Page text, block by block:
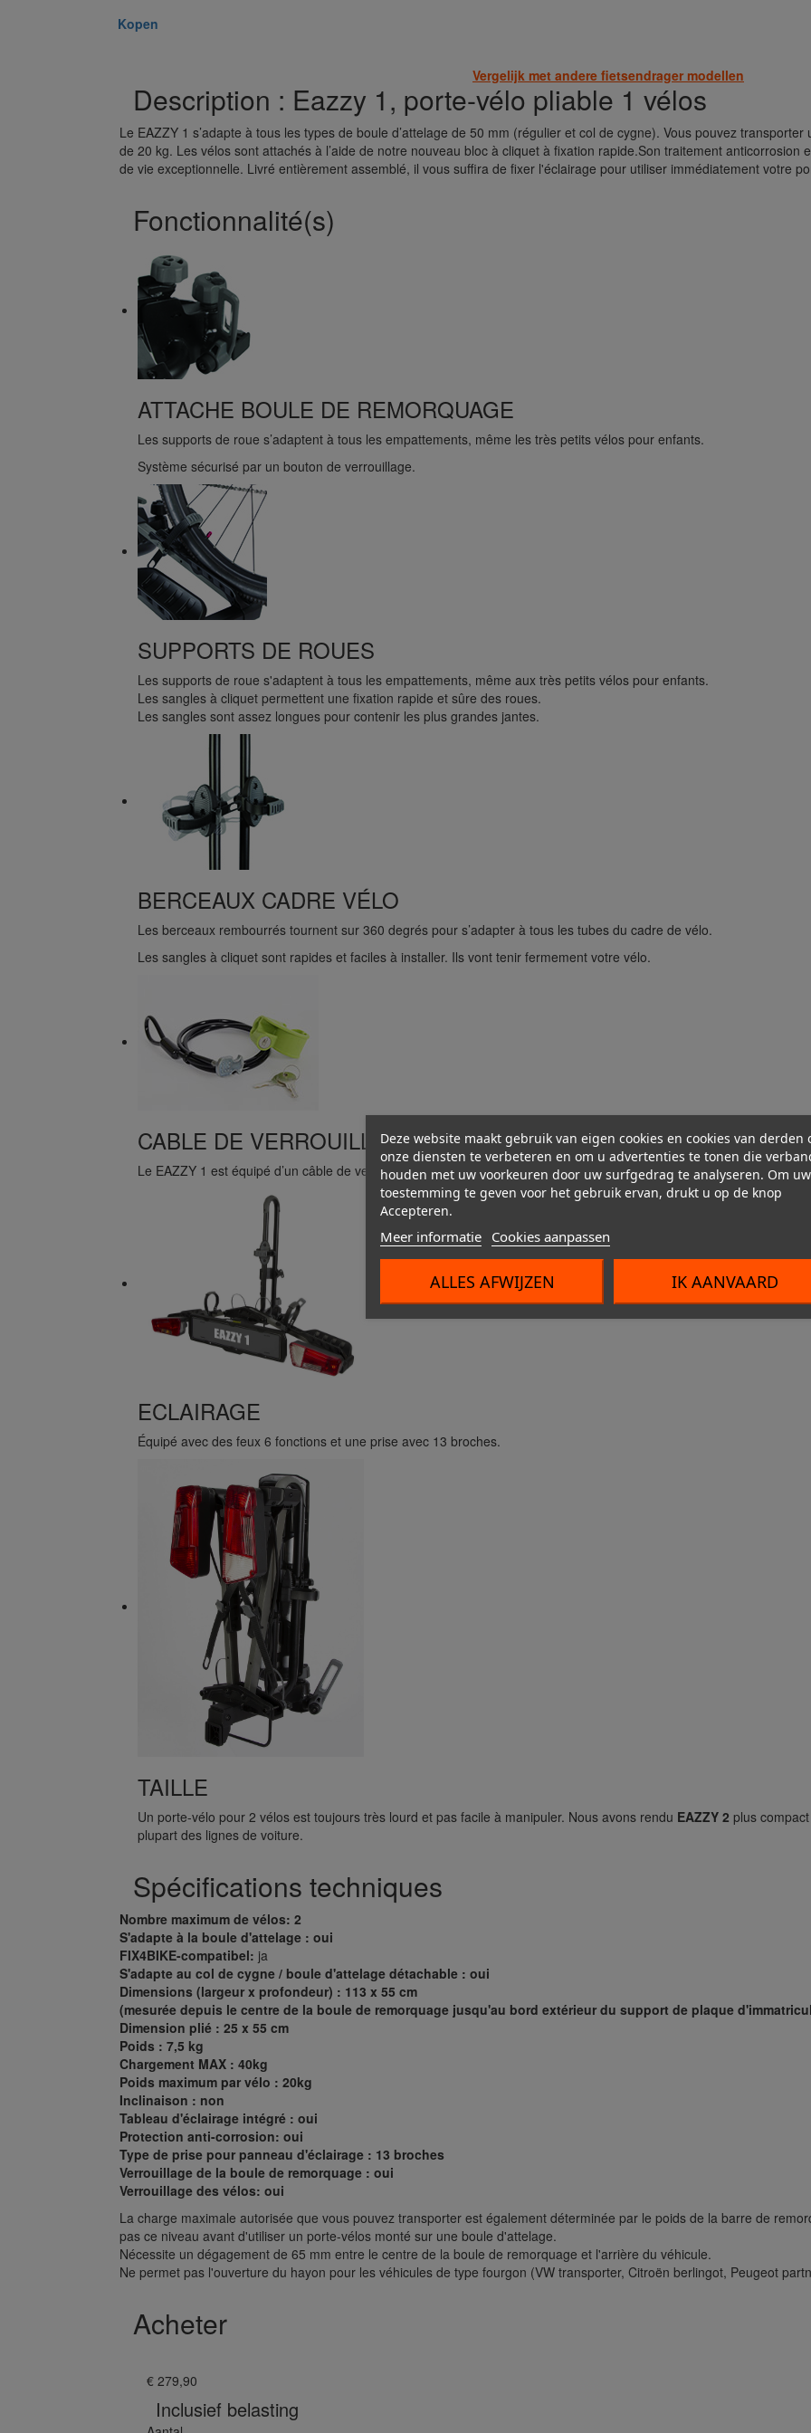
Kopen
Vergelijk met andere fietsendrager modellen
Description : Eazzy 1, porte-vélo pliable 1 vélos
Le EAZZY 1 s’adapte à tous les types de boule d’attelage de 50 mm (régulier et col de cygne). Vous pouvez
de 20 kg. Les vélos sont attachés à l’aide de notre nouveau bloc à cliquet à fixation rapide.Son traitement
de vie exceptionnelle. Livré entièrement assemblé, il vous suffira de fixer l'éclairage pour utiliser immédiatement votre
Fonctionnalité(s)
ATTACHE BOULE DE REMORQUAGE
Les supports de roue s’adaptent à tous les empattements, même les très petits vélos pour enfants.
Système sécurisé par un bouton de verrouillage.
SUPPORTS DE ROUES
Les supports de roue s'adaptent à tous les empattements, même aux très petits vélos pour enfants.
Les sangles à cliquet permettent une fixation rapide et sûre des roues.
Les sangles sont assez longues pour contenir les plus grandes jantes.
BERCEAUX CADRE VÉLO
Les berceaux rembourrés tournent sur 360 degrés pour s’adapter à tous les tubes du cadre de vélo.
Les sangles à cliquet sont rapides et faciles à installer. Ils vont tenir fermement votre vélo.
CABLE DE VERROUILLAGE
Le EAZZY 1 est équipé d’un câble de verrouillage.
ECLAIRAGE
Équipé avec des feux 6 fonctions et une prise avec 13 broches.
TAILLE
Un porte-vélo pour 2 vélos est toujours très lourd et pas facile à manipuler. Nous avons rendu EAZZY 2 plus
plupart des lignes de voiture.
Spécifications techniques
Nombre maximum de vélos: 2
S'adapte à la boule d'attelage : oui
FIX4BIKE-compatibel: ja
S'adapte au col de cygne / boule d'attelage détachable : oui
Dimensions (largeur x profondeur) : 113 x 55 cm
(mesurée depuis le centre de la boule de remorquage jusqu'au bord extérieur du support de plaque
Dimension plié : 25 x 55 cm
Poids : 7,5 kg
Chargement MAX : 40kg
Poids maximum par vélo : 20kg
Inclinaison : non
Tableau d'éclairage intégré : oui
Protection anti-corrosion: oui
Type de prise pour panneau d'éclairage : 13 broches
Verrouillage de la boule de remorquage : oui
Verrouillage des vélos: oui
La charge maximale autorisée que vous pouvez transporter est également déterminée par le poids de la barre de
pas ce niveau avant d'utiliser un porte-vélos monté sur une boule d'attelage.
Nécessite un dégagement de 65 mm entre le centre de la boule de remorquage et l'arrière du véhicule.
Ne permet pas l'ouverture du hayon pour les véhicules de type fourgon (VW transporter, Citroën berlingot, Peugeot
Acheter
€ 279,90
Inclusief belasting
Deze website maakt gebruik van eigen cookies en cookies van derden
onze diensten te verbeteren en om u advertenties te tonen die
houden met uw voorkeuren door uw surfgedrag te analyseren. Om uw
toestemming te geven voor het gebruik ervan, drukt u op de knop
Accepteren.
Meer informatie Cookies aanpassen
ALLES AFWIJZEN IK AANVAARD